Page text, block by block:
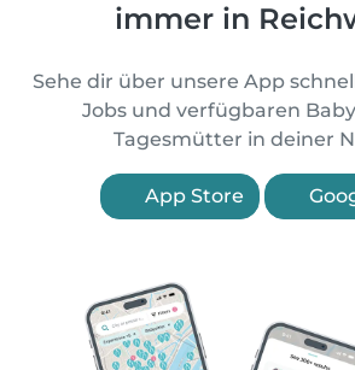
immer in
Sehe dir über unsere App
Jobs und verfügbaren
Tagesmütter in deiner
App Store